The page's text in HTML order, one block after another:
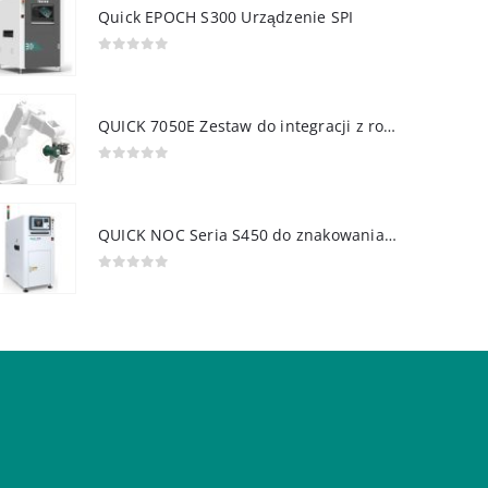
Quick EPOCH S300 Urządzenie SPI
QUICK 7050E Zestaw do integracji z robotem
QUICK NOC Seria S450 do znakowania PCB